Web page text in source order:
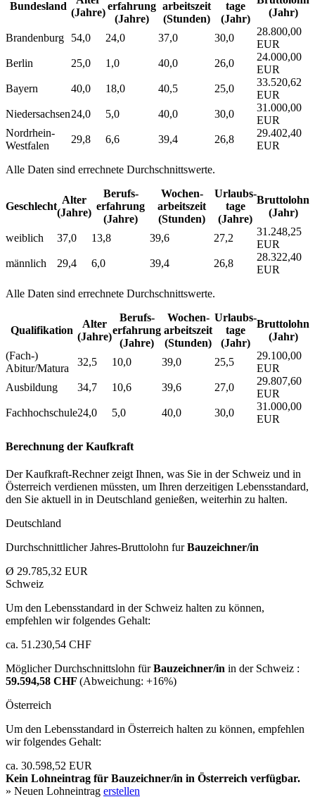
Bundesland
(Jahre)
erfahrung
(Jahre)
arbeitszeit
(Stunden)
tage
(Jahr)
(Jahr)
Brandenburg 54,0 24,0 37,0 30,0
28.800,00
EUR
Berlin
25,0 1,0 40,0 26,0
24.000,00
EUR
Bayern
40,0 18,0 40,5 25,0
33.520,62
EUR
Niedersachsen24,0 5,0 40,0 30,0
31.000,00
EUR
Nordrhein-
Westfalen
29,8 6,6 39,4 26,8
29.402,40
EUR
Alle Daten sind errechnete Durchschnittswerte.
Geschlecht
Alter
(Jahre)
Berufs­
erfahrung
(Jahre)
Wochen­
arbeitszeit
(Stunden)
Urlaubs­
tage
(Jahre)
Bruttolohn
(Jahr)
weiblich 37,0 13,8 39,6 27,2
31.248,25
EUR
männlich
29,4 6,0 39,4 26,8
28.322,40
EUR
Alle Daten sind errechnete Durchschnittswerte.
Qualifikation
Alter
(Jahre)
Berufs­
erfahrung
(Jahre)
Wochen­
arbeitszeit
(Stunden)
Urlaubs­
tage
(Jahr)
Bruttolohn
(Jahr)
(Fach-)
Abitur/Matura
32,5 10,0 39,0 25,5
29.100,00
EUR
Ausbildung
34,7 10,6 39,6 27,0
29.807,60
EUR
Fachhochschule24,0 5,0 40,0 30,0
31.000,00
EUR
Berechnung der Kaufkraft
Der Kaufkraft-Rechner zeigt Ihnen, was Sie in der Schweiz und in
Österreich verdienen müssten, um Ihren derzeitigen Lebensstandard,
den Sie aktuell in in Deutschland genießen, weiterhin zu halten.
Deutschland
Durchschnittlicher Jahres-Bruttolohn furBauzeichner/in
Ø 29.785,32 EUR
Schweiz
Um den Lebensstandard in der Schweiz halten zu können,
empfehlen wir folgendes Gehalt:
ca. 51.230,54 CHF
Möglicher Durchschnittslohn fürBauzeichner/in in der Schweiz :
59.594,58 CHF (Abweichung: +16%)
Österreich
Um den Lebensstandard in Österreich halten zu können, empfehlen
wir folgendes Gehalt:
ca. 30.598,52 EUR
Kein Lohneintrag für Bauzeichner/in in Österreich verfügbar.
» Neuen Lohneintrag erstellen